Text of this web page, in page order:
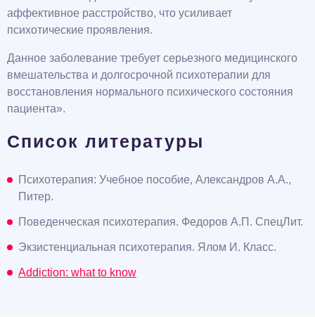
аффективное расстройство, что усиливает
психотические проявления.
Данное заболевание требует серьезного медицинского
вмешательства и долгосрочной психотерапии для
восстановления нормального психического состояния
пациента».
Список литературы
Психотерапия: Учебное пособие, Александров А.А.,
Питер.
Поведенческая психотерапия. Федоров А.П. СпецЛит.
Экзистенциальная психотерапия. Ялом И. Класс.
Addiction: what to know